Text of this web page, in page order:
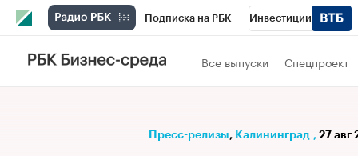
Подписка на РБК Инвестиции
РБК Вино Все выпуски Спецпроект
Пресс-релизы⁠, Калининград , 27 авг